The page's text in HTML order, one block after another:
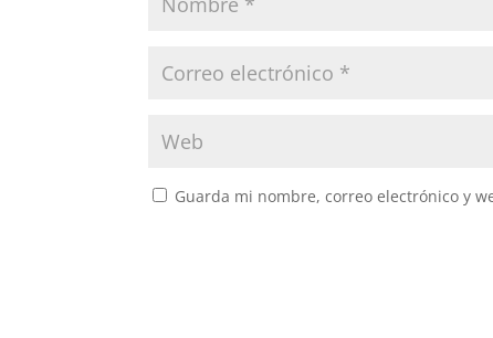
Guarda mi nombre, correo electrónico y